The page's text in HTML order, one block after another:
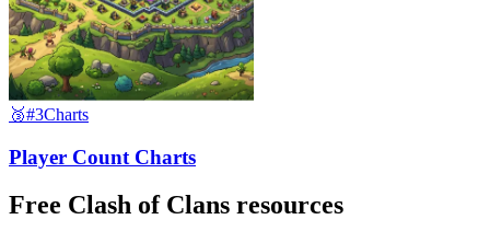
🥉#3Charts
Player Count Charts
Free Clash of Clans resources